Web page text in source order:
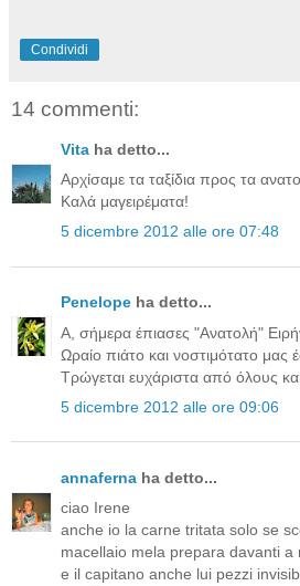
Condividi
14 commenti:
Vita ha detto...
Αρχίσαμε τα ταξίδια προς τα
Καλά μαγειρέματα!
5 dicembre 2012 alle ore 07:48
Penelope ha detto...
Α, σήμερα έπιασες "Ανατολή"
Ωραίο πιάτο και νοστιμότατο μας
Τρώγεται ευχάριστα από όλους
5 dicembre 2012 alle ore 09:06
annaferna ha detto...
ciao Irene
anche io la carne tritata solo se
macellaio mela prepara davanti a
e il capitano anche lui pezzi